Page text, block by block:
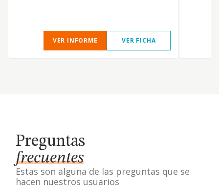
VER INFORME VER FICHA
Preguntas
frecuentes
Estas son alguna de las preguntas que se
hacen nuestros usuarios